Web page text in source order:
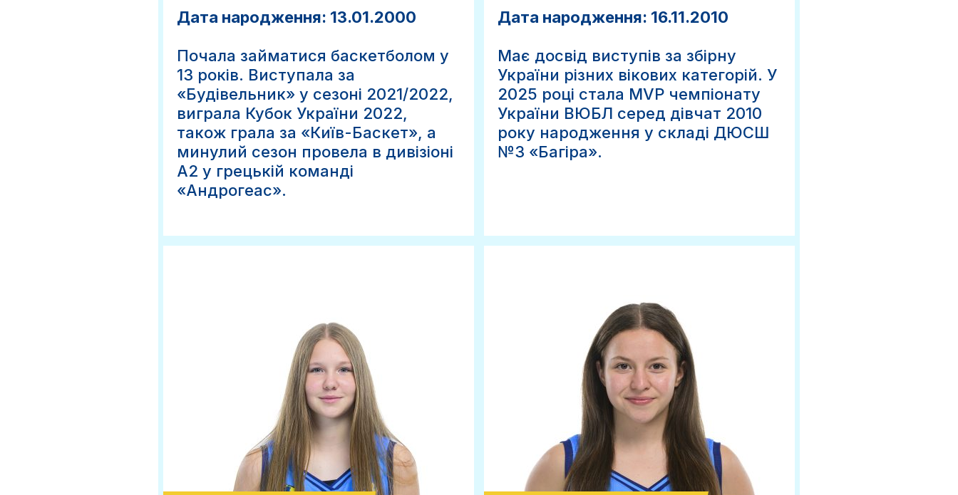
Дата народження: 13.01.2000
Почала займатися баскетболом у
13 років. Виступала за
«Будівельник» у сезоні 2021/2022,
виграла Кубок України 2022,
також грала за «Київ-Баскет», а
минулий сезон провела в дивізіоні
А2 у грецькій команді
«Андрогеас».
Дата народження: 16.11.2010
Має досвід виступів за збірну
України різних вікових категорій. У
2025 році стала MVP чемпіонату
України ВЮБЛ серед дівчат 2010
року народження у складі ДЮСШ
№3 «Багіра».